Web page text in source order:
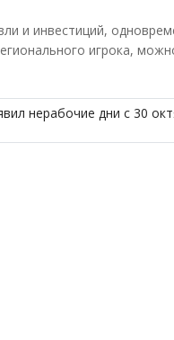
и инвестиций,
игрока,
нерабочие дни с 30